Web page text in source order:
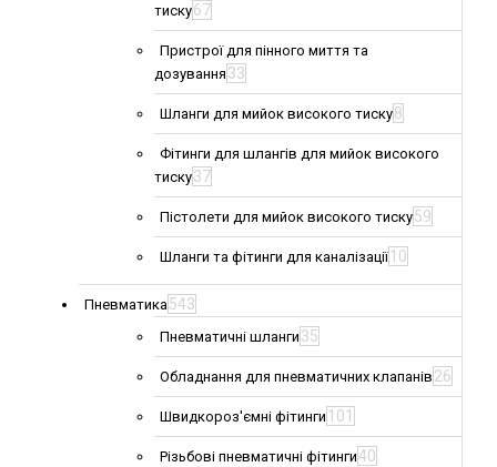
тиску67
Пристрої для пінного миття та
дозування 33
Шланги для мийок високого тиску8
Фітинги для шлангів для мийок високого
тиску37
Пістолети для мийок високого тиску59
Шланги та фітинги для каналізації 10
Пневматика543
Пневматичні шланги 35
Обладнання для пневматичних клапанів 26
Швидкороз'ємні фітинги 101
Різьбові пневматичні фітинги40